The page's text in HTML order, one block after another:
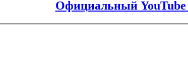
Официальный YouTube